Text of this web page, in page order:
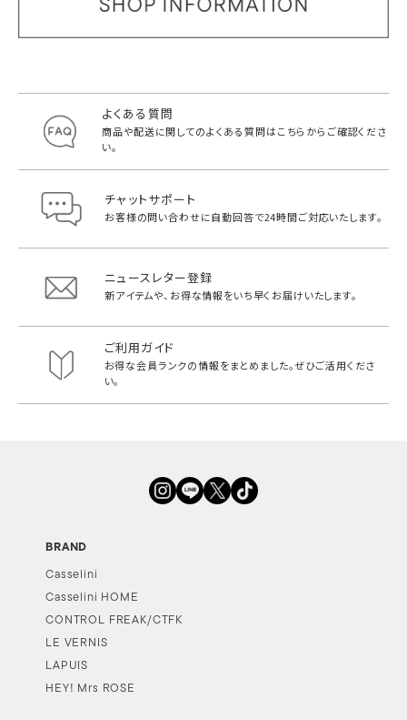
よくある質問
商品や配送に関してのよくある質問はこちらからご確認くださ
い。
チャットサポート
お客様の問い合わせに自動回答で24時間ご対応いたします。
ニュースレター登録
新アイテムや、お得な情報をいち早く お届けいたします。
ご利用ガイド
お得な会員ランクの情報をまとめました。ぜひご活用くださ
い。
BRAND
Casselini
Casselini HOME
CONTROL FREAK/CTFK
LE VERNIS
LAPUIS
HEY! Mrs ROSE